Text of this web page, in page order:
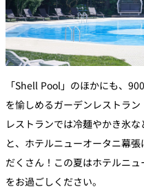
「Shell Pool」のほかにも、
を愉しめるガーデンレストラ
レストランでは冷麺やかき氷
と、ホテルニューオータニ幕
だくさん！この夏はホテルニ
をお過ごしください。